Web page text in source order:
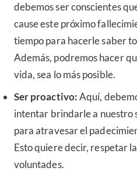
debemos ser conscientes
cause este próximo
tiempo para hacerle saber
Además, podremos hacer
vida, sea lo más posible.
Ser proactivo:Aquí,
intentar brindarle a nuestro
para atravesar el
Esto quiere decir, respetar
voluntades.